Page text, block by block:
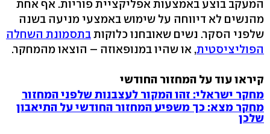
המעקב בוצע באמצעות אפליקציית פוריות. אף אחת
מהנשים לא דיווחה על שימוש באמצעי מניעה בשנה
שלפני הסקר. נשים שאובחנו כלוקותבתסמונת השחלה
הפוליציסטית, או שהיו במנופאוזה – הוצאו מהמחקר.
קיראו עוד על המחזור החודשי
מחקר ישראלי: זהו המקור לעצבנות שלפני המחזור
מחקר מצא: כך משפיע המחזור החודשי על התיאבון
שלכן